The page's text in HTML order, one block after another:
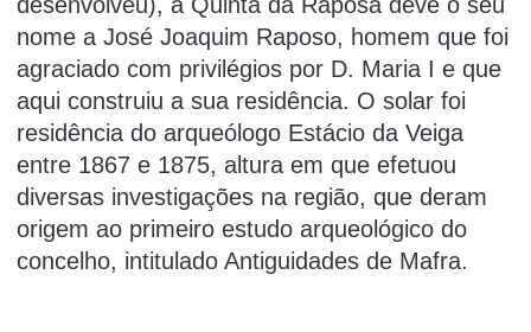
nome a José Joaquim Raposo, homem que foi
agraciado com privilégios por D. Maria I e que
aqui construiu a sua residência. O solar foi
residência do arqueólogo Estácio da Veiga
entre 1867 e 1875, altura em que efetuou
diversas investigações na região, que deram
origem ao primeiro estudo arqueológico do
concelho, intitulado Antiguidades de Mafra.